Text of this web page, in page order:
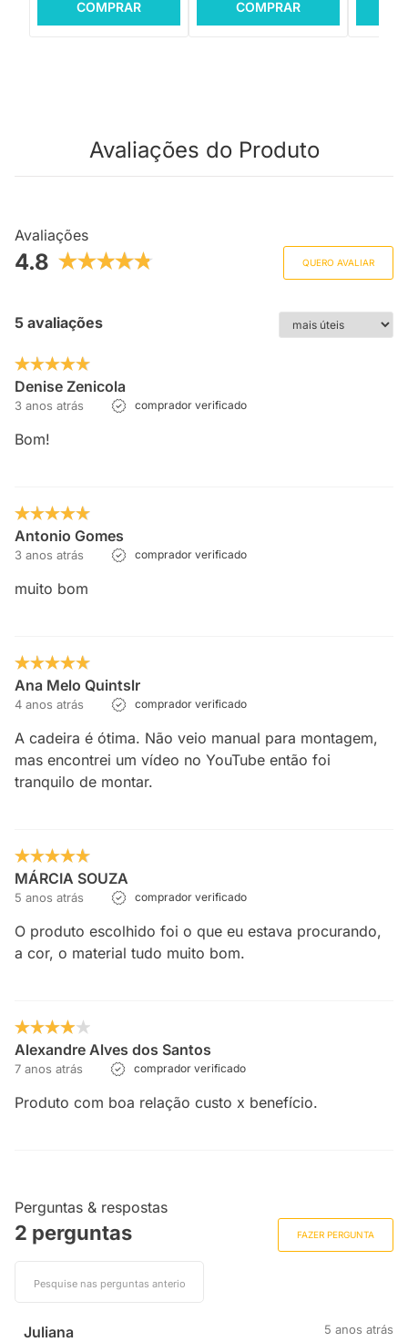
COMPRAR COMPRAR
Avaliações do Produto
Avaliações
4.8 QUERO AVALIAR
5 avaliações
Denise Zenicola
3 anos atrás comprador verificado
Bom!
Antonio Gomes
3 anos atrás comprador verificado
muito bom
Ana Melo Quintslr
4 anos atrás comprador verificado
A cadeira é ótima. Não veio manual para montagem,
mas encontrei um vídeo no YouTube então foi
tranquilo de montar.
MÁRCIA SOUZA
5 anos atrás comprador verificado
O produto escolhido foi o que eu estava procurando,
a cor, o material tudo muito bom.
Alexandre Alves dos Santos
7 anos atrás comprador verificado
Produto com boa relação custo x benefício.
Perguntas & respostas
2 perguntas FAZER PERGUNTA
Juliana 5 anos atrás